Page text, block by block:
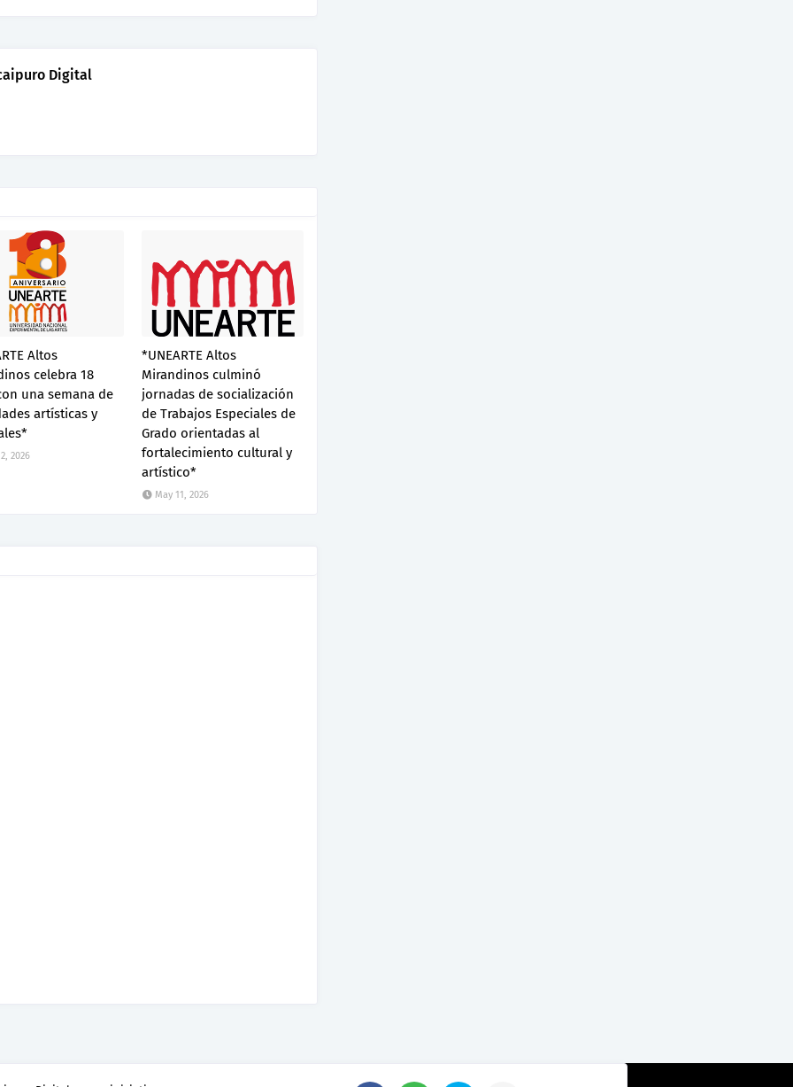
Digital
Altos
celebra 18
una semana de
artísticas y
2026
*UNEARTE Altos
Mirandinos culminó
jornadas de socialización
de Trabajos Especiales de
Grado orientadas al
fortalecimiento cultural y
artístico*
May 11, 2026